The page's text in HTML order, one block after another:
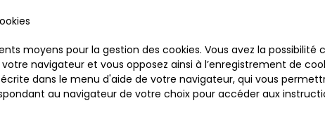
moyens pour la gestion des cookies. Vous avez la
navigateur et vous opposez ainsi à l’enregistrement de
dans le menu d'aide de votre navigateur, qui vous
au navigateur de votre choix pour accéder aux